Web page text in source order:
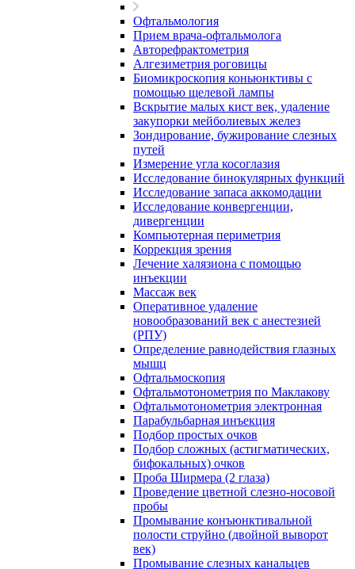
Офтальмология
Прием врача-офтальмолога
Авторефрактометрия
Алгезиметрия роговицы
Биомикроскопия коньюнктивы с
помощью щелевой лампы
Вскрытие малых кист век, удаление
закупорки мейболиевых желез
Зондирование, бужирование слезных
путей
Измерение угла косоглазия
Исследование бинокулярных функций
Исследование запаса аккомодации
Исследование конвергенции,
дивергенции
Компьютерная периметрия
Коррекция зрения
Лечение халязиона с помощью
инъекции
Массаж век
Оперативное удаление
новообразований век с анестезией
(РПУ)
Определение равнодействия глазных
мышц
Офтальмоскопия
Офтальмотонометрия по Маклакову
Офтальмотонометрия электронная
Парабульбарная инъекция
Подбор простых очков
Подбор сложных (астигматических,
бифокальных) очков
Проба Ширмера (2 глаза)
Проведение цветной слезно-носовой
пробы
Промывание конъюнктивальной
полости струйно (двойной выворот
век)
Промывание слезных канальцев